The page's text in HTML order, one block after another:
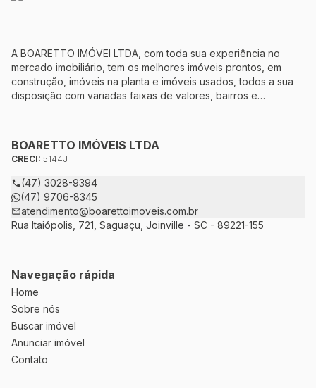
A BOARETTO IMÓVEI LTDA, com toda sua experiência no
mercado imobiliário, tem os melhores imóveis prontos, em
construção, imóveis na planta e imóveis usados, todos a sua
disposição com variadas faixas de valores, bairros e
ao CRECI-5144J – estarão sempre prontos para responder-lhe
todas as suas dúvidas sobre casas, apartamentos, terrenos,
salas comerciais e outros produtos imobiliários.
BOARETTO IMÓVEIS LTDA
CRECI: 5144J
(47) 3028-9394
(47) 9706-8345
atendimento@boarettoimoveis.com.br
Rua Itaiópolis, 721, Saguaçu, Joinville - SC - 89221-155
Navegação rápida
Home
Sobre nós
Buscar imóvel
Anunciar imóvel
Contato